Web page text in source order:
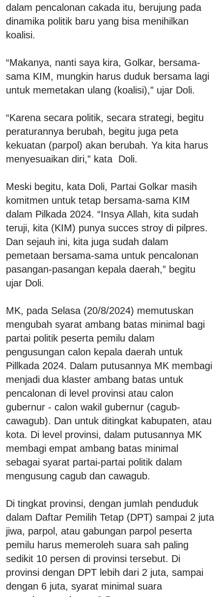
dalam pencalonan cakada itu, berujung pada
dinamika politik baru yang bisa menihilkan
koalisi.
“Makanya, nanti saya kira, Golkar, bersama-
sama KIM, mungkin harus duduk bersama lagi
untuk memetakan ulang (koalisi),” ujar Doli.
“Karena secara politik, secara strategi, begitu
peraturannya berubah, begitu juga peta
kekuatan (parpol) akan berubah. Ya kita harus
menyesuaikan diri,” kata Doli.
Meski begitu, kata Doli, Partai Golkar masih
komitmen untuk tetap bersama-sama KIM
dalam Pilkada 2024. “Insya Allah, kita sudah
teruji, kita (KIM) punya succes stroy di pilpres.
Dan sejauh ini, kita juga sudah dalam
pemetaan bersama-sama untuk pencalonan
pasangan-pasangan kepala daerah,” begitu
ujar Doli.
MK, pada Selasa (20/8/2024) memutuskan
mengubah syarat ambang batas minimal bagi
partai politik peserta pemilu dalam
pengusungan calon kepala daerah untuk
Pillkada 2024. Dalam putusannya MK membagi
menjadi dua klaster ambang batas untuk
pencalonan di level provinsi atau calon
gubernur - calon wakil gubernur (cagub-
cawagub). Dan untuk ditingkat kabupaten, atau
kota. Di level provinsi, dalam putusannya MK
membagi empat ambang batas minimal
sebagai syarat partai-partai politik dalam
mengusung cagub dan cawagub.
Di tingkat provinsi, dengan jumlah penduduk
dalam Daftar Pemilih Tetap (DPT) sampai 2 juta
jiwa, parpol, atau gabungan parpol peserta
pemilu harus memeroleh suara sah paling
sedikit 10 persen di provinsi tersebut. Di
provinsi dengan DPT lebih dari 2 juta, sampai
dengan 6 juta, syarat minimal suara